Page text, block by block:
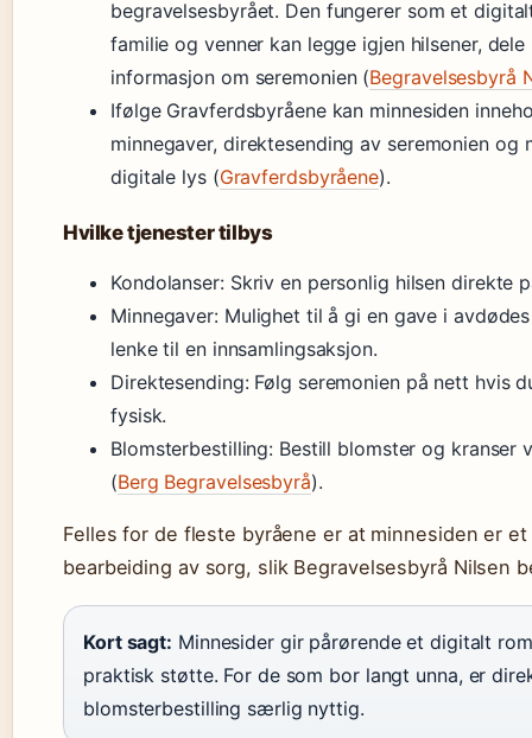
begravelsesbyrået. Den fungerer som et
familie og venner kan legge igjen hilsener,
informasjon om seremonien (Begravelsesbyrå
Ifølge Gravferdsbyråene kan minnesiden
minnegaver, direktesending av seremonien og
digitale lys (Gravferdsbyråene).
Hvilke tjenester tilbys
Kondolanser: Skriv en personlig hilsen direkte
Minnegaver: Mulighet til å gi en gave i
lenke til en innsamlingsaksjon.
Direktesending: Følg seremonien på nett hvis
fysisk.
Blomsterbestilling: Bestill blomster og kranser
(Berg Begravelsesbyrå).
Felles for de fleste byråene er at minnesiden er
bearbeiding av sorg, slik Begravelsesbyrå Nilsen
Kort sagt: Minnesider gir pårørende et digitalt
praktisk støtte. For de som bor langt unna, er
blomsterbestilling særlig nyttig.